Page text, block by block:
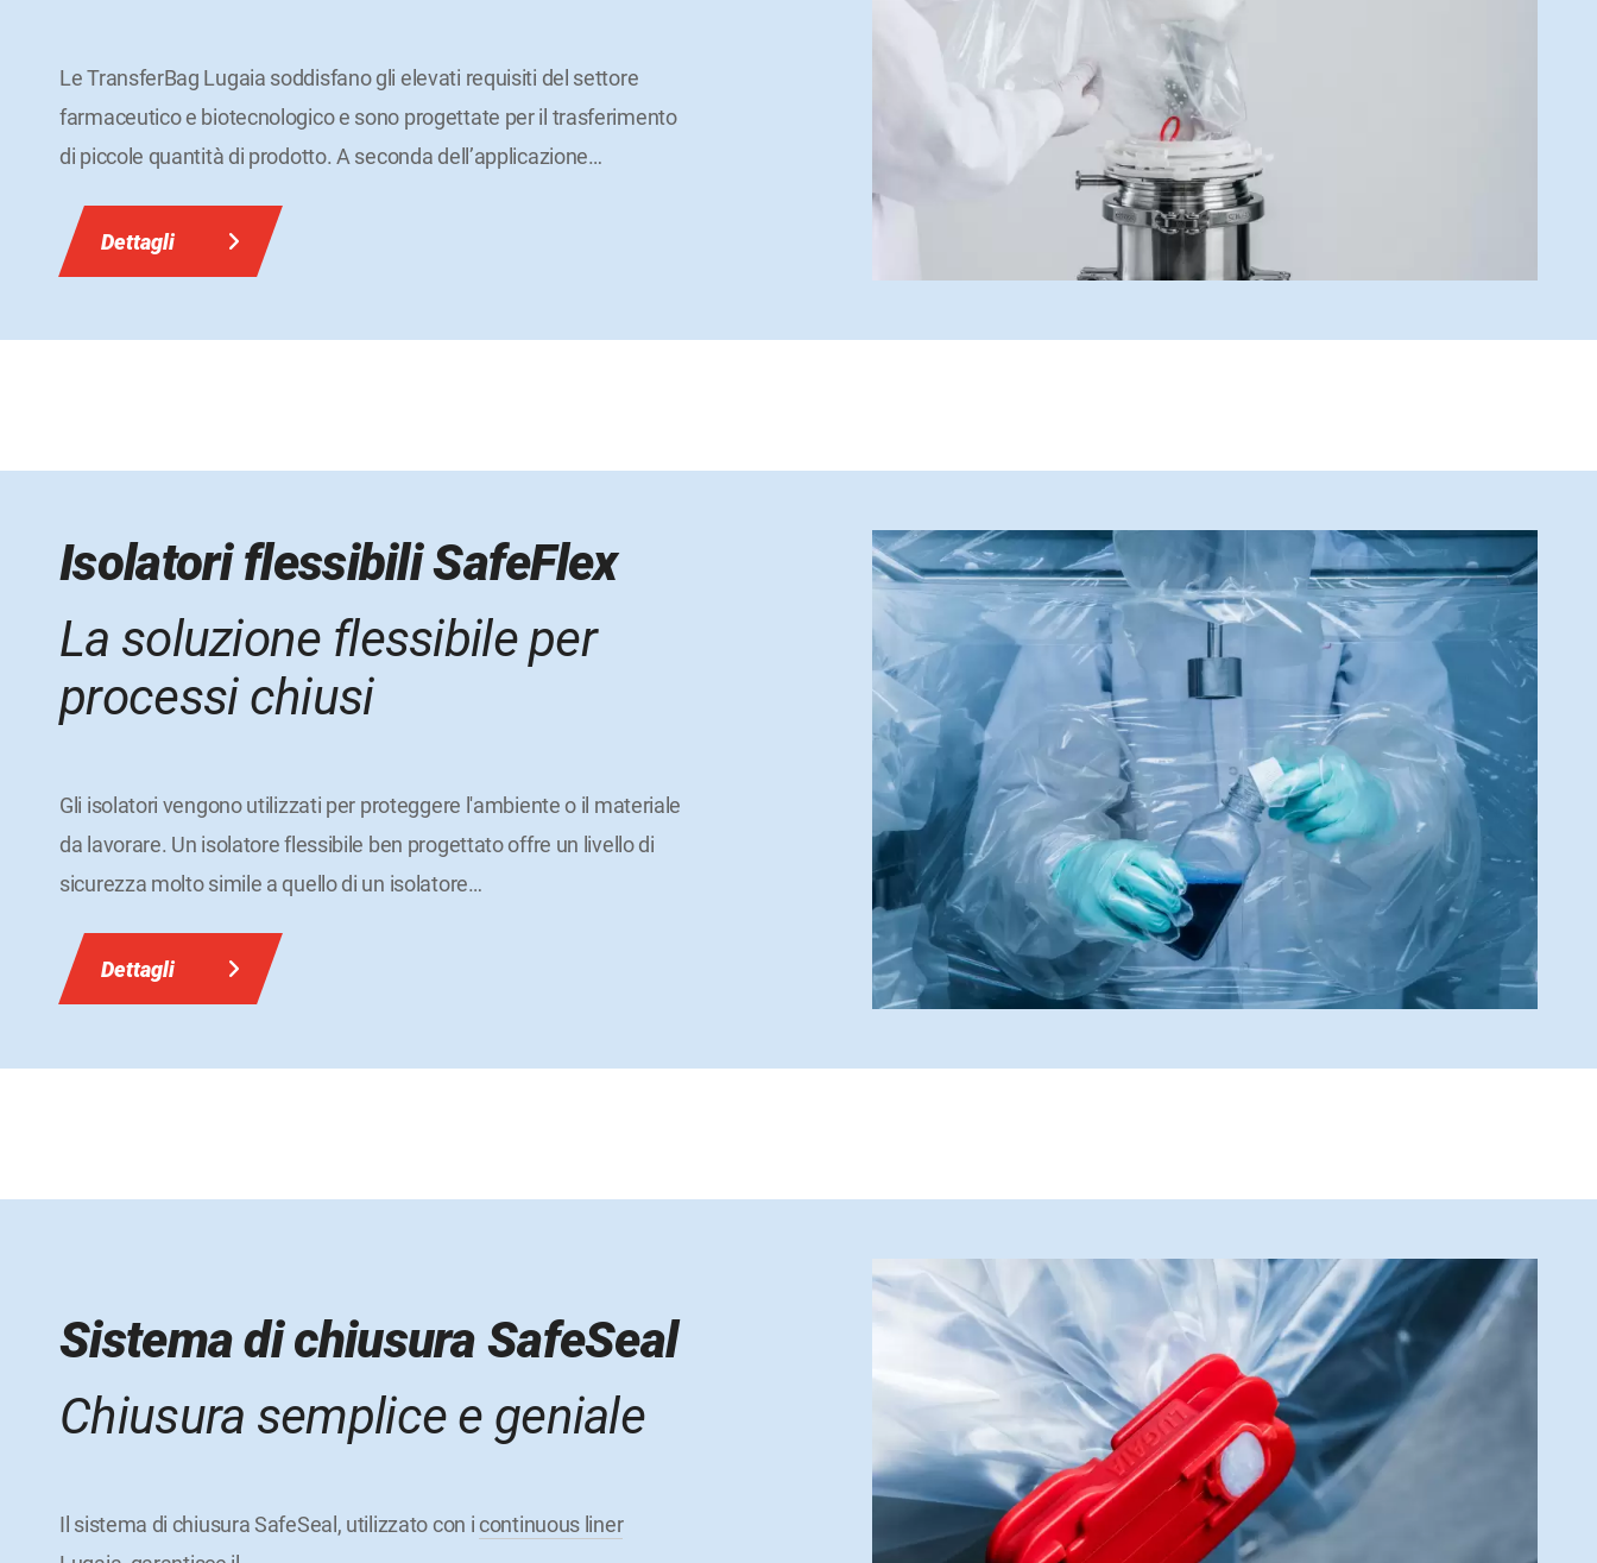
Le TransferBag Lugaia soddisfano gli elevati requisiti del settore
farmaceutico e biotecnologico e sono progettate per il trasferimento
di piccole quantità di prodotto. A seconda dell’applicazione…
Dettagli
Isolatori flessibili SafeFlex
La soluzione flessibile per
processi chiusi
Gli isolatori vengono utilizzati per proteggere l'ambiente o il materiale
da lavorare. Un isolatore flessibile ben progettato offre un livello di
sicurezza molto simile a quello di un isolatore…
Dettagli
Sistema di chiusura SafeSeal
Chiusura semplice e geniale
Il sistema di chiusura SafeSeal, utilizzato con icontinuous liner